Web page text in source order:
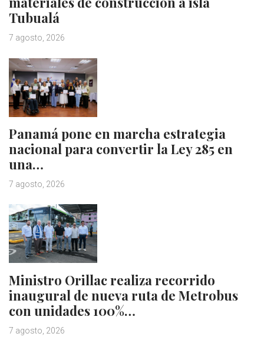
Tubualá
7 agosto, 2026
Panamá pone en marcha estrategia
nacional para convertir la Ley 285 en
una…
7 agosto, 2026
Ministro Orillac realiza recorrido
inaugural de nueva ruta de Metrobus
con unidades 100%…
7 agosto, 2026